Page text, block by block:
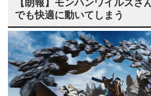
【朗報】モンハンワイルズさ
でも快適に動いてしまう